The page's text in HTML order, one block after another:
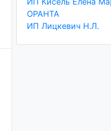
ОРАНТА
ИП Лицкевич Н.Л.